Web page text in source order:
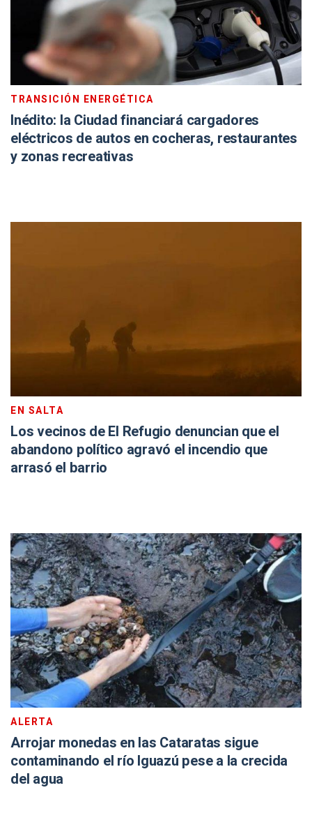
TRANSICIÓN ENERGÉTICA
Inédito: la Ciudad financiará cargadores
eléctricos de autos en cocheras, restaurantes
y zonas recreativas
EN SALTA
Los vecinos de El Refugio denuncian que el
abandono político agravó el incendio que
arrasó el barrio
ALERTA
Arrojar monedas en las Cataratas sigue
contaminando el río Iguazú pese a la crecida
del agua